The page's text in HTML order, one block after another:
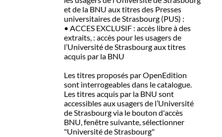
et de la BNU aux titres des Presses
universitaires de Strasbourg (PUS) :
• ACCES EXCLUSIF : accès libre à des
extraits, : accès pour les usagers de
l’Université de Strasbourg aux titres
acquis par la BNU
Les titres proposés par OpenEdition
sont interrogeables dans le catalogue.
Les titres acquis par la BNU sont
accessibles aux usagers de l’Université
de Strasbourg via le bouton d'accès
BNU, fenêtre suivante, sélectionner
"Université de Strasbourg"